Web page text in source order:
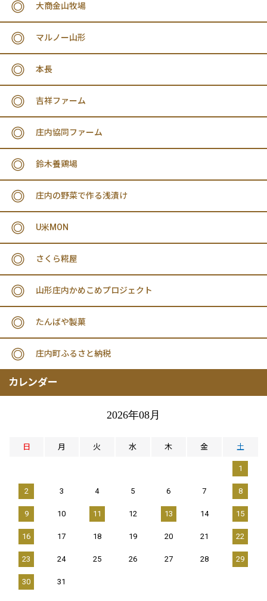
大商金山牧場
マルノー山形
本長
吉祥ファーム
庄内協同ファーム
鈴木養鶏場
庄内の野菜で作る浅漬け
U米MON
さくら糀屋
山形庄内かめこめプロジェクト
たんばや製菓
庄内町ふるさと納税
カレンダー
2026年08月
日 月 火 水 木 金 土
1
2 3 4 5 6 7 8
9 10 11 12 13 14 15
16 17 18 19 20 21 22
23 24 25 26 27 28 29
30 31